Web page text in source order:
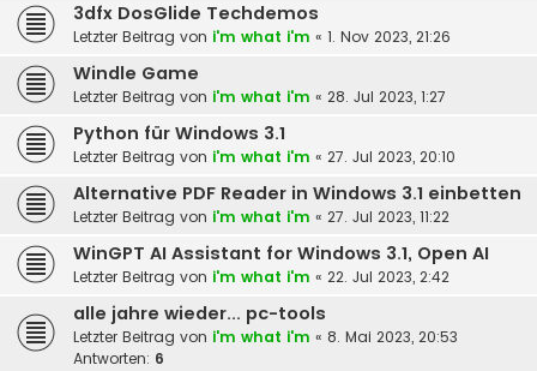
3dfx DosGlide Techdemos
Letzter Beitrag von i'm what i'm « 1. Nov 2023, 21:26
Windle Game
Letzter Beitrag von i'm what i'm « 28. Jul 2023, 1:27
Python für Windows 3.1
Letzter Beitrag von i'm what i'm « 27. Jul 2023, 20:10
Alternative PDF Reader in Windows 3.1 einbetten
Letzter Beitrag von i'm what i'm « 27. Jul 2023, 11:22
WinGPT AI Assistant for Windows 3.1, Open AI
Letzter Beitrag von i'm what i'm « 22. Jul 2023, 2:42
alle jahre wieder... pc-tools
Letzter Beitrag von i'm what i'm « 8. Mai 2023, 20:53
Antworten: 6